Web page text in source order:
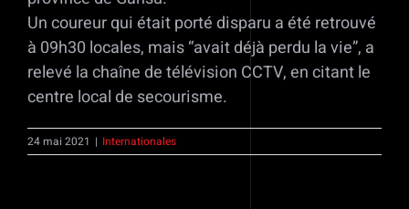
Un coureur qui était porté disparu a été retrouvé
à 09h30 locales, mais “avait déjà perdu la vie”, a
relevé la chaîne de télévision CCTV, en citant le
centre local de secourisme.
24 mai 2021 | Internationales